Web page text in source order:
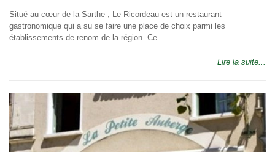
Situé au cœur de la Sarthe , Le Ricordeau est un restaurant
gastronomique qui a su se faire une place de choix parmi les
établissements de renom de la région. Ce...
Lire la suite...